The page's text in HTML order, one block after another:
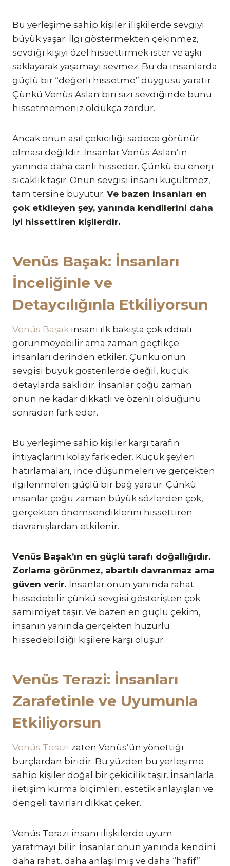
Bu yerleşime sahip kişiler ilişkilerde sevgiyi
büyük yaşar. İlgi göstermekten çekinmez,
sevdiği kişiyi özel hissettirmek ister ve aşkı
saklayarak yaşamayı sevmez. Bu da insanlarda
güçlü bir “değerli hissetme” duygusu yaratır.
Çünkü Venüs Aslan biri sizi sevdiğinde bunu
hissetmemeniz oldukça zordur.
Ancak onun asıl çekiciliği sadece görünür
olması değildir. İnsanlar Venüs Aslan’ın
yanında daha canlı hisseder. Çünkü bu enerji
sıcaklık taşır. Onun sevgisi insanı küçültmez,
tam tersine büyütür. Ve bazen insanları en
çok etkileyen şey, yanında kendilerini daha
iyi hissettiren kişilerdir.
Venüs Başak: İnsanları
İnceliğinle ve
Detaycılığınla Etkiliyorsun
Venüs Başak insanı ilk bakışta çok iddialı
görünmeyebilir ama zaman geçtikçe
insanları derinden etkiler. Çünkü onun
sevgisi büyük gösterilerde değil, küçük
detaylarda saklıdır. İnsanlar çoğu zaman
onun ne kadar dikkatli ve özenli olduğunu
sonradan fark eder.
Bu yerleşime sahip kişiler karşı tarafın
ihtiyaçlarını kolay fark eder. Küçük şeyleri
hatırlamaları, ince düşünmeleri ve gerçekten
ilgilenmeleri güçlü bir bağ yaratır. Çünkü
insanlar çoğu zaman büyük sözlerden çok,
gerçekten önemsendiklerini hissettiren
davranışlardan etkilenir.
Venüs Başak’ın en güçlü tarafı doğallığıdır.
Zorlama görünmez, abartılı davranmaz ama
güven verir. İnsanlar onun yanında rahat
hissedebilir çünkü sevgisi gösterişten çok
samimiyet taşır. Ve bazen en güçlü çekim,
insanın yanında gerçekten huzurlu
hissedebildiği kişilere karşı oluşur.
Venüs Terazi: İnsanları
Zarafetinle ve Uyumunla
Etkiliyorsun
Venüs Terazi zaten Venüs’ün yönettiği
burçlardan biridir. Bu yüzden bu yerleşime
sahip kişiler doğal bir çekicilik taşır. İnsanlarla
iletişim kurma biçimleri, estetik anlayışları ve
dengeli tavırları dikkat çeker.
Venüs Terazi insanı ilişkilerde uyum
yaratmayı bilir. İnsanlar onun yanında kendini
daha rahat, daha anlaşılmış ve daha “hafif”